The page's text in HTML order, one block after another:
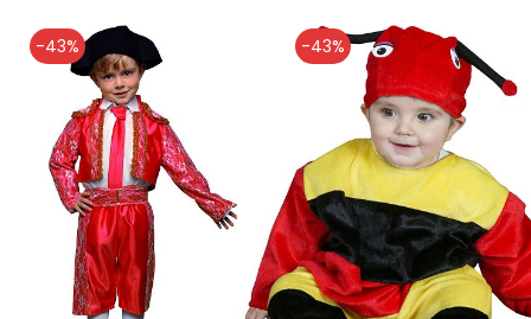
-43% -43%